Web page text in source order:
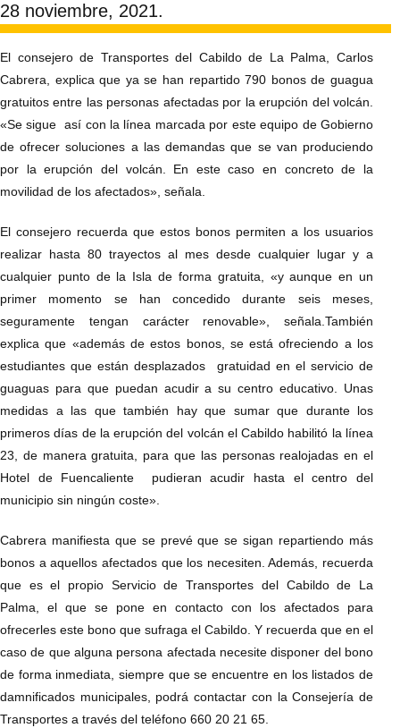
28 noviembre, 2021.
El consejero de Transportes del Cabildo de La Palma, Carlos
Cabrera, explica que ya se han repartido 790 bonos de guagua
gratuitos entre las personas afectadas por la erupción del volcán.
«Se sigue así con la línea marcada por este equipo de Gobierno
de ofrecer soluciones a las demandas que se van produciendo
por la erupción del volcán. En este caso en concreto de la
movilidad de los afectados», señala.
El consejero recuerda que estos bonos permiten a los usuarios
realizar hasta 80 trayectos al mes desde cualquier lugar y a
cualquier punto de la Isla de forma gratuita, «y aunque en un
primer momento se han concedido durante seis meses,
seguramente tengan carácter renovable», señala.También
explica que «además de estos bonos, se está ofreciendo a los
estudiantes que están desplazados gratuidad en el servicio de
guaguas para que puedan acudir a su centro educativo. Unas
medidas a las que también hay que sumar que durante los
primeros días de la erupción del volcán el Cabildo habilitó la línea
23, de manera gratuita, para que las personas realojadas en el
Hotel de Fuencaliente pudieran acudir hasta el centro del
municipio sin ningún coste».
Cabrera manifiesta que se prevé que se sigan repartiendo más
bonos a aquellos afectados que los necesiten. Además, recuerda
que es el propio Servicio de Transportes del Cabildo de La
Palma, el que se pone en contacto con los afectados para
ofrecerles este bono que sufraga el Cabildo. Y recuerda que en el
caso de que alguna persona afectada necesite disponer del bono
de forma inmediata, siempre que se encuentre en los listados de
damnificados municipales, podrá contactar con la Consejería de
Transportes a través del teléfono 660 20 21 65.